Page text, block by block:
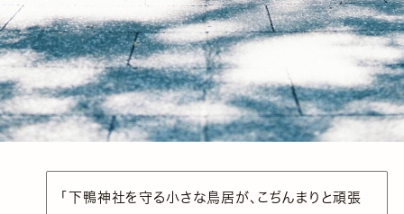
「下鴨神社を守る小さな鳥居が、こぢんまりと頑張